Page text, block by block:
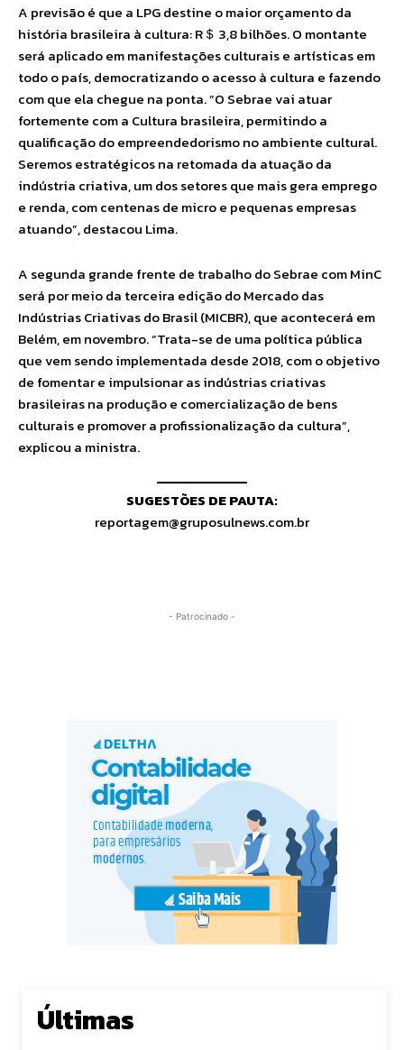
A previsão é que a LPG destine o maior orçamento da
história brasileira à cultura: R＄ 3,8 bilhões. O montante
será aplicado em manifestações culturais e artísticas em
todo o país, democratizando o acesso à cultura e fazendo
com que ela chegue na ponta. “O Sebrae vai atuar
fortemente com a Cultura brasileira, permitindo a
qualificação do empreendedorismo no ambiente cultural.
Seremos estratégicos na retomada da atuação da
indústria criativa, um dos setores que mais gera emprego
e renda, com centenas de micro e pequenas empresas
atuando”, destacou Lima.
A segunda grande frente de trabalho do Sebrae com MinC
será por meio da terceira edição do Mercado das
Indústrias Criativas do Brasil (MICBR), que acontecerá em
Belém, em novembro. “Trata-se de uma política pública
que vem sendo implementada desde 2018, com o objetivo
de fomentar e impulsionar as indústrias criativas
brasileiras na produção e comercialização de bens
culturais e promover a profissionalização da cultura”,
explicou a ministra.
SUGESTÕES DE PAUTA:
reportagem@gruposulnews.com.br
- Patrocinado -
Últimas